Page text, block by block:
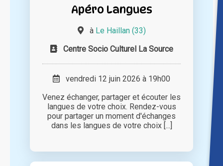
Apéro Langues
à Le Haillan (33)
Centre Socio Culturel La Source
vendredi 12 juin 2026 à 19h00
Venez échanger, partager et écouter les
langues de votre choix. Rendez-vous
pour partager un moment d'échanges
dans les langues de votre choix [...]